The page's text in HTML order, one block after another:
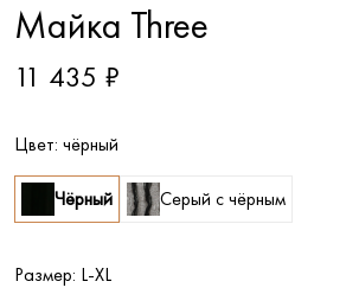
Майка Three
11 435 ₽
Цвет: чёрный
Чёрный Серый с чёрным
Размер: L-XL